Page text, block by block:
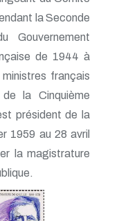
la Seconde
Gouvernement
de 1944 à
français
la Cinquième
président de la
1959 au 28 avril
la magistrature